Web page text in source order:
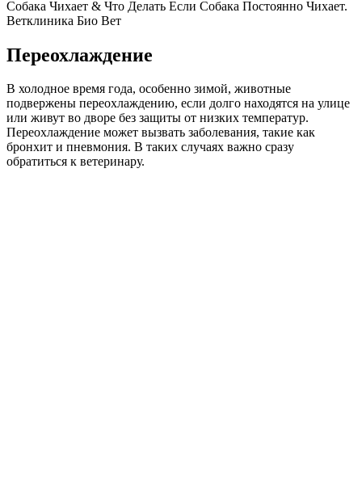
Собака Чихает & Что Делать Если Собака Постоянно Чихает.
Ветклиника Био Вет
Переохлаждение
В холодное время года, особенно зимой, животные
подвержены переохлаждению, если долго находятся на улице
или живут во дворе без защиты от низких температур.
Переохлаждение может вызвать заболевания, такие как
бронхит и пневмония. В таких случаях важно сразу
обратиться к ветеринару.